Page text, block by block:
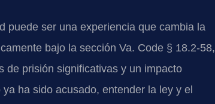
puede ser una experiencia que cambia la
bajo la sección Va. Code § 18.2-58,
de prisión significativas y un impacto
ha sido acusado, entender la ley y el